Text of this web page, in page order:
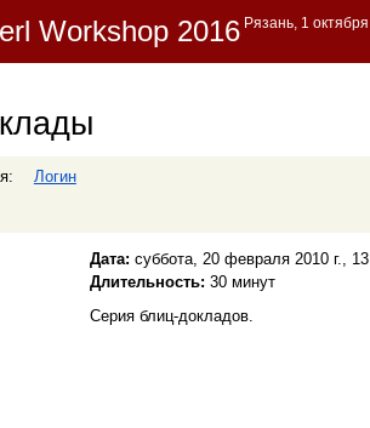
Логин
Дата: суббота, 20 февраля 2010 г.,
Длительность: 30 минут
Серия блиц-докладов.